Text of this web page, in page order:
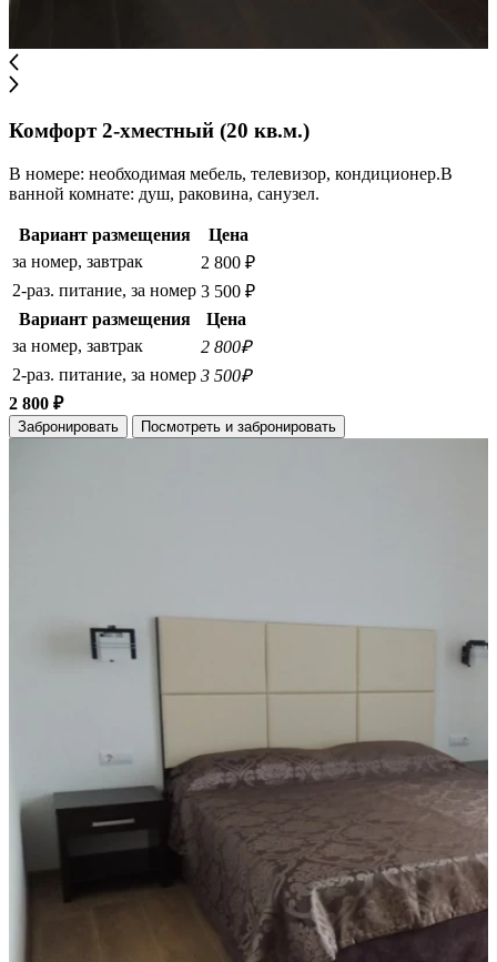
Комфорт 2-хместный (20 кв.м.)
В номере: необходимая мебель, телевизор, кондиционер.В
ванной комнате: душ, раковина, санузел.
Вариант размещения
Цена
за номер, завтрак
2 800 ₽
2-раз. питание, за номер 3 500 ₽
Вариант размещения
Цена
за номер, завтрак
2 800₽
2-раз. питание, за номер 3 500₽
2 800 ₽
Забронировать Посмотреть и забронировать